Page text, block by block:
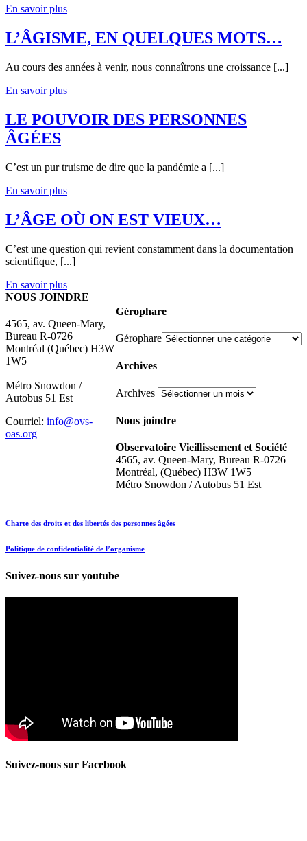
En savoir plus
L’ÂGISME, EN QUELQUES MOTS…
Au cours des années à venir, nous connaîtrons une croissance [...]
En savoir plus
LE POUVOIR DES PERSONNES
ÂGÉES
C’est un pur truisme de dire que la pandémie a [...]
En savoir plus
L’ÂGE OÙ ON EST VIEUX…
C’est une question qui revient constamment dans la documentation
scientifique, [...]
En savoir plus
Gérophare
Gérophare
Archives
Archives
Nous joindre
Observatoire Vieillissement et Société
4565, av. Queen-Mary, Bureau R-0726
Montréal, (Québec) H3W 1W5
Métro Snowdon / Autobus 51 Est
NOUS JOINDRE
4565, av. Queen-Mary,
Bureau R-0726
Montréal (Québec) H3W
1W5
Métro Snowdon /
Autobus 51 Est
Courriel: info@ovs-
oas.org
Charte des droits et des libertés des personnes âgées
Politique de confidentialité de l’organisme
Suivez-nous sur youtube
Suivez-nous sur Facebook